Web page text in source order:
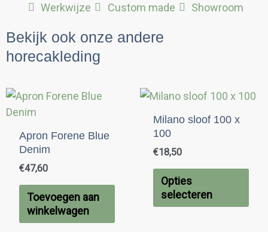
Werkwijze
Custom made Showroom
Bekijk ook onze andere
horecakleding
Apron Forene Blue
Denim
€47,60
Toevoegen aan
winkelwagen
Milano sloof 100 x
100
€18,50
Opties
selecteren
Dit
kan